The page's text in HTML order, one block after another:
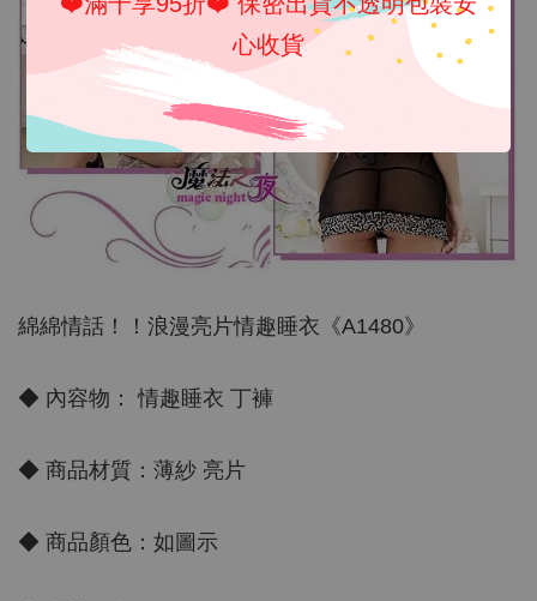
心收貨
綿綿情話！！浪漫亮片情趣睡衣《A1480》
◆ 內容物： 情趣睡衣 丁褲
◆ 商品材質：薄紗 亮片
◆ 商品顏色：如圖示